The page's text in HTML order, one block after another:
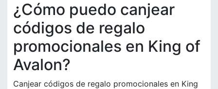
¿Cómo puedo canjear
códigos de regalo
promocionales en King of
Avalon?
Canjear códigos de regalo promocionales en King